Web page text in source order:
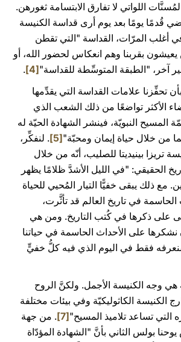
اللواتي لا تفارق الابتسامة ثغورهن.
قُدمًا يومًا بعد يوم أرى قداسة الكنيسة
أغلب المرّات، القداسة "التي تقطن
يعيشون بقربنا وهم انعكاس لحضور الله، أو
آخر، "الطبقة المتوسِّطة للقداسة"[4]
.
تحفِّزنا علامات القداسة التي يقدِّمها
الأكثر تواضعًا من ذلك الشعب الذي
النبويّة، فينشر الشهادة الحيّة له
من خلال حياة إيمان ومحبّة"[5]
. لنفكِّر،
تريزا بينيديتا للصليب، أنّه من خلال
الحقيقي: "في الليل الأشدَّ ظلامًا يظهر
مع ذلك يبقى خفيًّا التيار المُحيي للحياة
في تاريخ العالم قد تأثَّرت،
على ذكرها في كُتب التاريخ. ومن هي
نشكرها على الأحداث الحاسمة في حياتنا
فقط في اليوم الذي فيه كلُّ خفيٍّ
هي وجه الكنيسة الأجمل. ولكنَّ الروح
الكنيسة الكاثوليكيّة وفي بيئات مختلفة
تساعد تلاميذ المسيح"[7]
. من جهة
بولس الثاني بأنَّ "الشهادة المؤدّاة